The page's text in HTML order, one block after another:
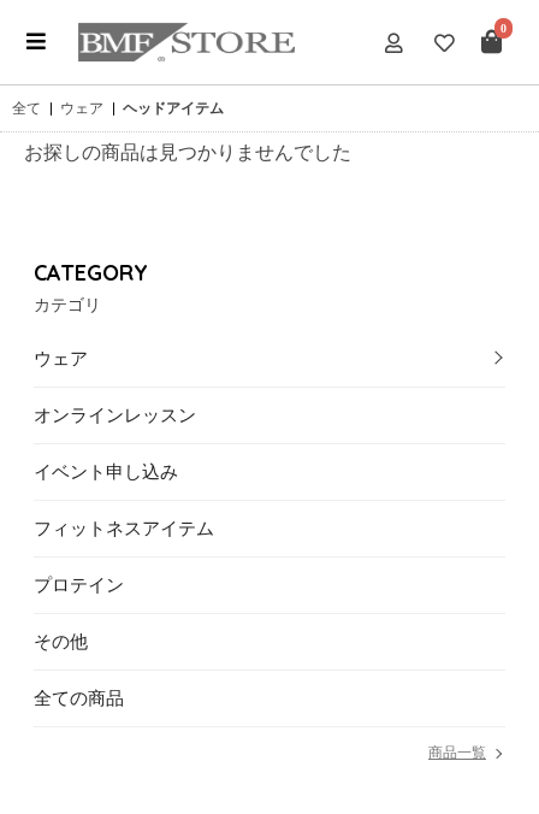
0
CATEGORY
カテゴリ
ウェア
オンラインレッスン
イベント申し込み
フィットネスアイテム
プロテイン
その他
全ての商品
商品一覧
全て | ウェア | ヘッドアイテム
お探しの商品は見つかりませんでした